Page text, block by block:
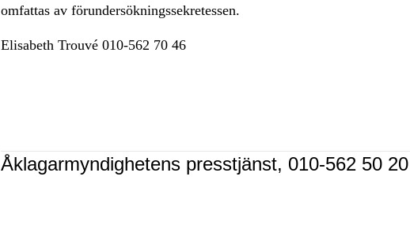
omfattas av förundersökningssekretessen.
Elisabeth Trouvé 010-562 70 46
Åklagarmyndighetens presstjänst, 010-562 50 20